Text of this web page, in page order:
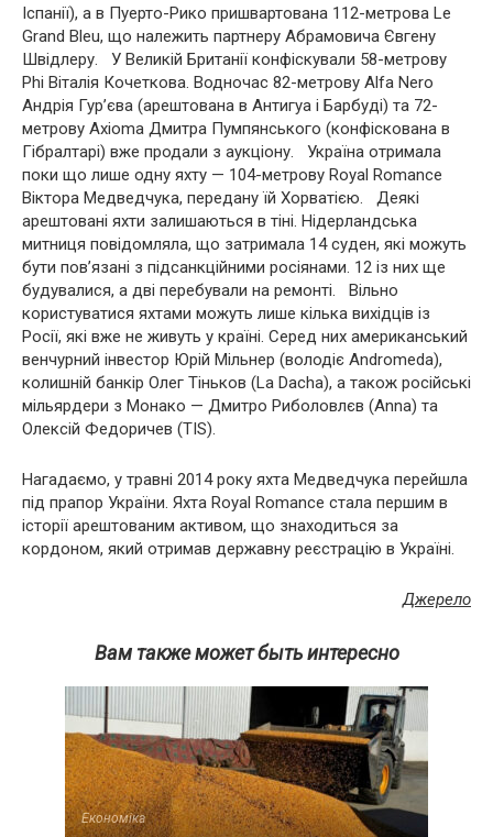
Іспанії), а в Пуерто-Рико пришвартована 112-метрова Le
Grand Bleu, що належить партнеру Абрамовича Євгену
Швідлеру. У Великій Британії конфіскували 58-метрову
Phi Віталія Кочеткова. Водночас 82-метрову Alfa Nero
Андрія Гур’єва (арештована в Антигуа і Барбуді) та 72-
метрову Axioma Дмитра Пумпянського (конфіскована в
Гібралтарі) вже продали з аукціону. Україна отримала
поки що лише одну яхту — 104-метрову Royal Romance
Віктора Медведчука, передану їй Хорватією. Деякі
арештовані яхти залишаються в тіні. Нідерландська
митниця повідомляла, що затримала 14 суден, які можуть
бути пов’язані з підсанкційними росіянами. 12 із них ще
будувалися, а дві перебували на ремонті. Вільно
користуватися яхтами можуть лише кілька вихідців із
Росії, які вже не живуть у країні. Серед них американський
венчурний інвестор Юрій Мільнер (володіє Andromeda),
колишній банкір Олег Тіньков (La Dacha), а також російські
мільярдери з Монако — Дмитро Риболовлєв (Anna) та
Олексій Федоричев (TIS).
Нагадаємо, у травні 2014 року яхта Медведчука перейшла
під прапор України. Яхта Royal Romance стала першим в
історії арештованим активом, що знаходиться за
кордоном, який отримав державну реєстрацію в Україні.
Джерело
Вам также может быть интересно
Економіка